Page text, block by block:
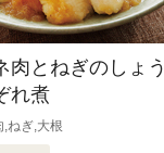
肉とねぎのしょう
れ煮
,ねぎ,大根